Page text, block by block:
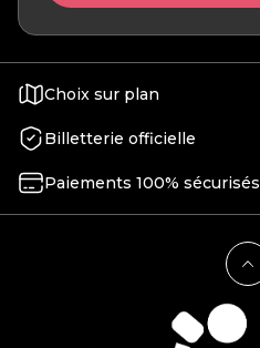
Choix sur plan
Billetterie officielle
Paiements 100% sécurisés